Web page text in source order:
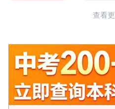
调、太阳能热水器。现有专
设置中学部、幼小部和综合
林庆山兼任总校长，狠抓德
步教学法”课堂教学模式、改
育和素质教育的有机结合，
善于表演、开口英语、开心
围里增长知识，提升能力。 经过全校师生的共同努力，学
查看